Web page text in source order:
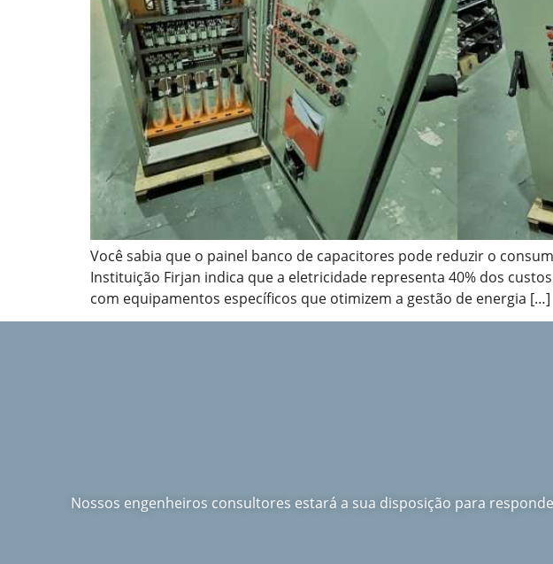
Você sabia que o painel banco de capacitores pode reduzir o
Instituição Firjan indica que a eletricidade representa 40% dos
com equipamentos específicos que otimizem a gestão de energia […]
Nossos engenheiros consultores estará a sua disposição para